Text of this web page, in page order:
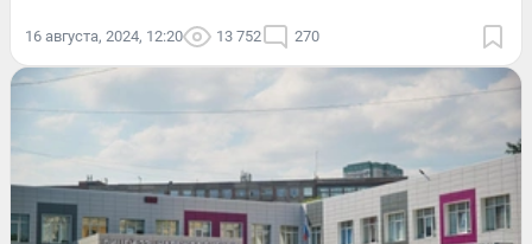
16 августа, 2024, 12:20 13 752 270